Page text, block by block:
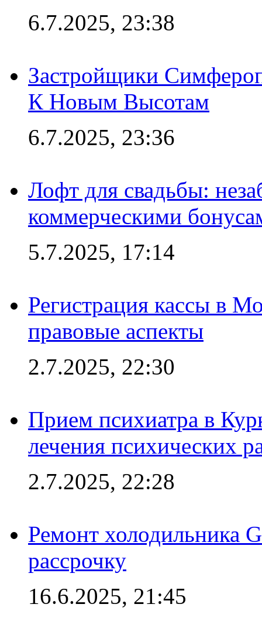
6.7.2025, 23:38
Застройщики
К Новым Высотам
6.7.2025, 23:36
Лофт для свадьбы:
коммерческими
5.7.2025, 17:14
Регистрация кассы в
правовые аспекты
2.7.2025, 22:30
Прием психиатра в
лечения психических
2.7.2025, 22:28
Ремонт холодильника
рассрочку
16.6.2025, 21:45